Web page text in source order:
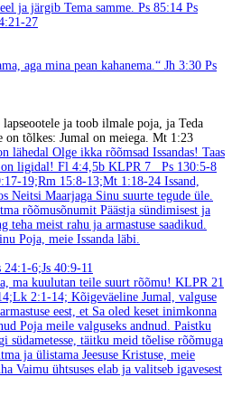
ja järgib Tema samme. Ps 85:14 Ps
27
aga mina pean kahanema.“ Jh 3:30 Ps
ja toob ilmale poja, ja Teda
on tõlkes: Jumal on meiega. Mt 1:23
lähedal Olge ikka rõõmsad Issandas! Taas
on ligidal! Fl 4:4,5b KLPR 7
Ps 130:5-8
19;Rm 15:8-13;Mt 1:18-24 Issand,
Neitsi Maarjaga Sinu suurte tegude üle.
rõõmusõnumit Päästja sündimisest ja
teha meist rahu ja armastuse saadikud.
Poja, meie Issanda läbi.
6;Js 40:9-11
ma kuulutan teile suurt rõõmu! KLPR 21
2:1-14; Kõigeväeline Jumal, valguse
eest, et Sa oled keset inimkonna
Poja meile valguseks andnud. Paistku
südametesse, täitku meid tõelise rõõmuga
ja ülistama Jeesuse Kristuse, meie
Vaimu ühtsuses elab ja valitseb igavesest